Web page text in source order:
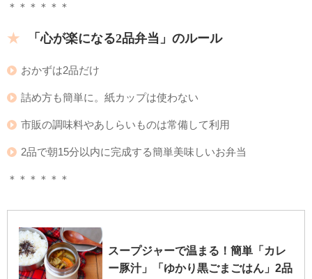
＊＊＊＊＊＊
「心が楽になる2品弁当」のルール
おかずは2品だけ
詰め方も簡単に。紙カップは使わない
市販の調味料やあしらいものは常備して利用
2品で朝15分以内に完成する簡単美味しいお弁当
＊＊＊＊＊＊
スープジャーで温まる！簡単「カレ
ー豚汁」「ゆかり黒ごまごはん」2品